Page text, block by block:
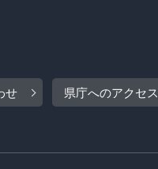
せ 県庁へのアクセス